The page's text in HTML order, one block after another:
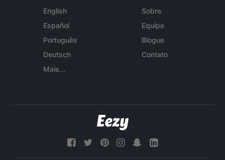
English
Español
Português
Deutsch
Mais...
Sobre
Equipe
Blogue
Contato